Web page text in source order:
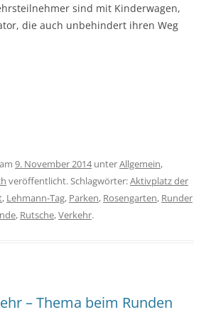
sind mit Kinderwagen,
die auch unbehindert ihren Weg
9. November 2014unterAllgemein,
veröffentlicht. Schlagwörter:Aktivplatz der
, Lehmann-Tag, Parken, Rosengarten, Runder
, Rutsche,Verkehr.
– Thema beim Runden